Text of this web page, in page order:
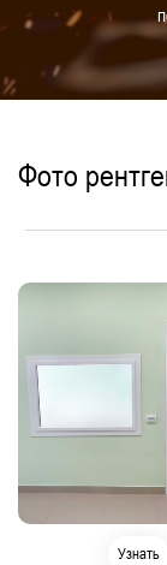
Фото
Узнать